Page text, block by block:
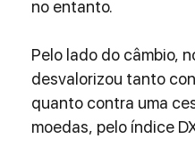
no entanto.
Pelo lado do câmbio,
desvalorizou tanto
quanto contra uma
moedas, pelo índice